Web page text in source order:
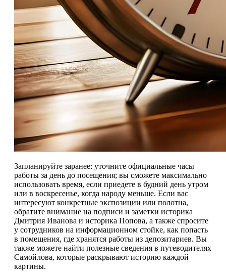
Запланируйте заранее: уточните официальные часы
работы за день до посещения; вы сможете максимально
использовать время, если приедете в будний день утром
или в воскресенье, когда народу меньше. Если вас
интересуют конкретные экспозиции или полотна,
обратите внимание на подписи и заметки историка
Дмитрия Иванова и историка Попова, а также спросите
у сотрудников на информационном стойке, как попасть
в помещения, где хранятся работы из депозитариев. Вы
также можете найти полезные сведения в путеводителях
Самойлова, которые раскрывают историю каждой
картины.